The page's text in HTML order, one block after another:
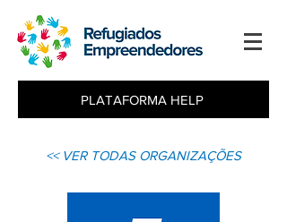
PLATAFORMA HELP
<< VER TODAS ORGANIZAÇÕES